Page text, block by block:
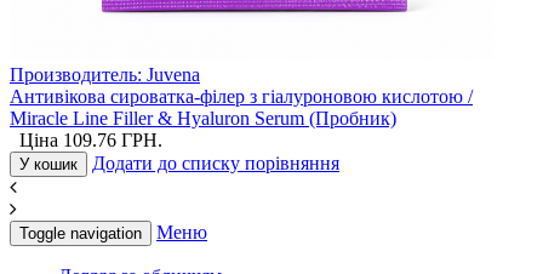
Производитель: Juvena
Антивікова сироватка-філер з гіалуроновою кислотою /
Miracle Line Filler & Hyaluron Serum (Пробник)
Ціна 109.76 ГРН.
У кошик Додати до списку порівняння
Toggle navigation Меню